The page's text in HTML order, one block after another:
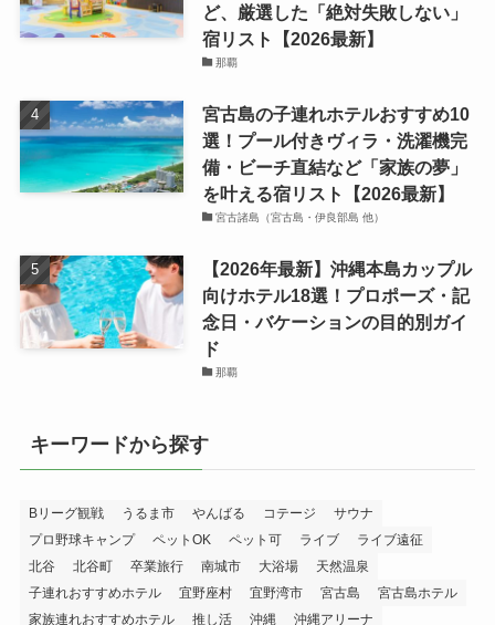
ど、厳選した「絶対失敗しない」
宿リスト【2026最新】
那覇
宮古島の子連れホテルおすすめ10
選！プール付きヴィラ・洗濯機完
備・ビーチ直結など「家族の夢」
を叶える宿リスト【2026最新】
宮古諸島（宮古島・伊良部島 他）
【2026年最新】沖縄本島カップル
向けホテル18選！プロポーズ・記
念日・バケーションの目的別ガイ
ド
那覇
キーワードから探す
Bリーグ観戦 うるま市 やんばる コテージ
サウナ
プロ野球キャンプ
ペットOK ペット可 ライブ
ライブ遠征
北谷
北谷町 卒業旅行 南城市 大浴場
天然温泉
子連れおすすめホテル
宜野座村 宜野湾市 宮古島
宮古島ホテル
家族連れおすすめホテル
推し活 沖縄 沖縄アリーナ